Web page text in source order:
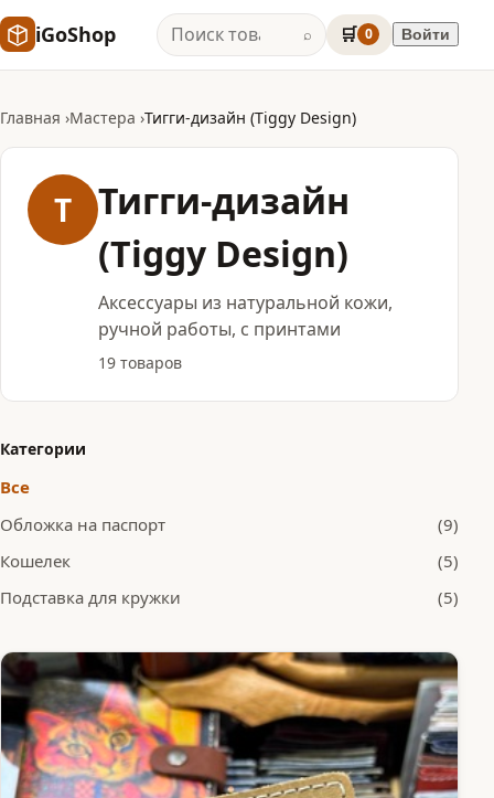
iGoShop ⌕ 🛒 0 Войти
Главная Мастера Тигги-дизайн (Tiggy Design)
Т
Тигги-дизайн
(Tiggy Design)
Аксессуары из натуральной кожи,
ручной работы, с принтами
19 товаров
Категории
Все
Обложка на паспорт
(9)
Кошелек
(5)
Подставка для кружки
(5)